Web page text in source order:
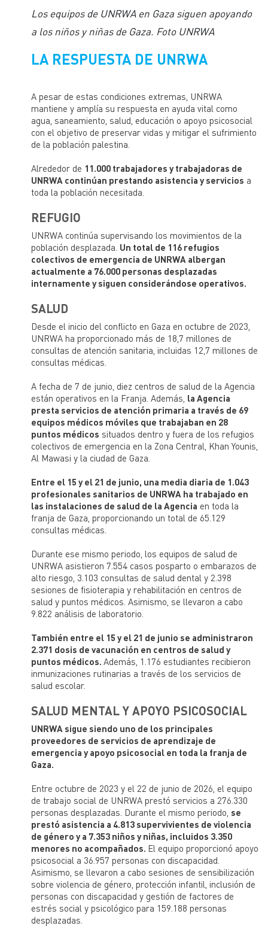
Los equipos de UNRWA en Gaza siguen apoyando
a los niños y niñas de Gaza. Foto UNRWA
LA RESPUESTA DE UNRWA
A pesar de estas condiciones extremas, UNRWA
mantiene y amplía su respuesta en ayuda vital como
agua, saneamiento, salud, educación o apoyo psicosocial
con el objetivo de preservar vidas y mitigar el sufrimiento
de la población palestina.
Alrededor de 11.000 trabajadores y trabajadoras de
UNRWA continúan prestando asistencia y servicios a
toda la población necesitada.
REFUGIO
UNRWA continúa supervisando los movimientos de la
población desplazada. Un total de 116 refugios
colectivos de emergencia de UNRWA albergan
actualmente a 76.000 personas desplazadas
internamente y siguen considerándose operativos.
SALUD
Desde el inicio del conflicto en Gaza en octubre de 2023,
UNRWA ha proporcionado más de 18,7 millones de
consultas de atención sanitaria, incluidas 12,7 millones de
consultas médicas.
A fecha de 7 de junio, diez centros de salud de la Agencia
están operativos en la Franja. Además, la Agencia
presta servicios de atención primaria a través de 69
equipos médicos móviles que trabajaban en 28
puntos médicos situados dentro y fuera de los refugios
colectivos de emergencia en la Zona Central, Khan Younis,
Al Mawasi y la ciudad de Gaza.
Entre el 15 y el 21 de junio, una media diaria de 1.043
profesionales sanitarios de UNRWA ha trabajado en
las instalaciones de salud de la Agencia en toda la
franja de Gaza, proporcionando un total de 65.129
consultas médicas.
Durante ese mismo periodo, los equipos de salud de
UNRWA asistieron 7.554 casos posparto o embarazos de
alto riesgo, 3.103 consultas de salud dental y 2.398
sesiones de fisioterapia y rehabilitación en centros de
salud y puntos médicos. Asimismo, se llevaron a cabo
9.822 análisis de laboratorio.
También entre el 15 y el 21 de junio se administraron
2.371 dosis de vacunación en centros de salud y
puntos médicos. Además, 1.176 estudiantes recibieron
inmunizaciones rutinarias a través de los servicios de
salud escolar.
SALUD MENTAL Y APOYO PSICOSOCIAL
UNRWA sigue siendo uno de los principales
proveedores de servicios de aprendizaje de
emergencia y apoyo psicosocial en toda la franja de
Gaza.
Entre octubre de 2023 y el 22 de junio de 2026, el equipo
de trabajo social de UNRWA prestó servicios a 276.330
personas desplazadas. Durante el mismo periodo, se
prestó asistencia a 4.813 supervivientes de violencia
de género y a 7.353 niños y niñas, incluidos 3.350
menores no acompañados. El equipo proporcionó apoyo
psicosocial a 36.957 personas con discapacidad.
Asimismo, se llevaron a cabo sesiones de sensibilización
sobre violencia de género, protección infantil, inclusión de
personas con discapacidad y gestión de factores de
estrés social y psicológico para 159.188 personas
desplazadas.